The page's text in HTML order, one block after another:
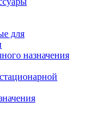
для
назначения